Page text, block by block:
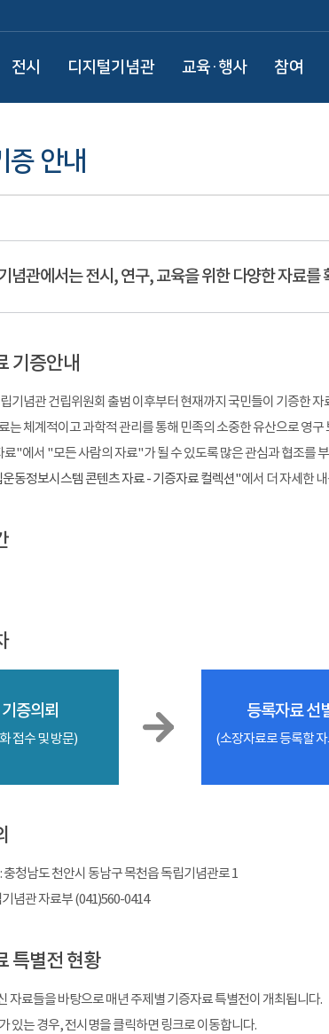
전시 디지털기념관 교육·행사 참여
증 안내
념관에서는 전시, 연구, 교육을 위한 다양한 자료를
기증안내
기념관 건립위원회 출범 이후부터 현재까지 국민들이 기증한 자
는 체계적이고 과학적 관리를 통해 민족의 소중한 유산으로 영구
"에서 "모든 사람의 자료"가 될 수 있도록 많은 관심과 협조를
동정보시스템 콘텐츠 자료 - 기증자료 컬렉션"에서 더 자세한
기증의뢰
접수 및 방문)
등록자료 선
(소장자료로 등록할
충청남도 천안시 동남구 목천읍 독립기념관로 1
기념관 자료부 (041)560-0414
특별전 현황
자료들을 바탕으로 매년 주제별 기증자료 특별전이 개최됩니다.
있는 경우, 전시명을 클릭하면 링크로 이동합니다.